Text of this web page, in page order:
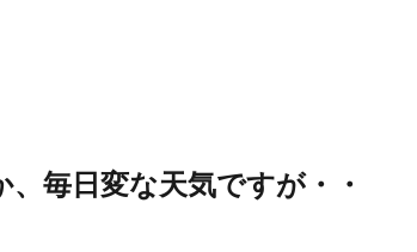
毎日変な天気ですが・・